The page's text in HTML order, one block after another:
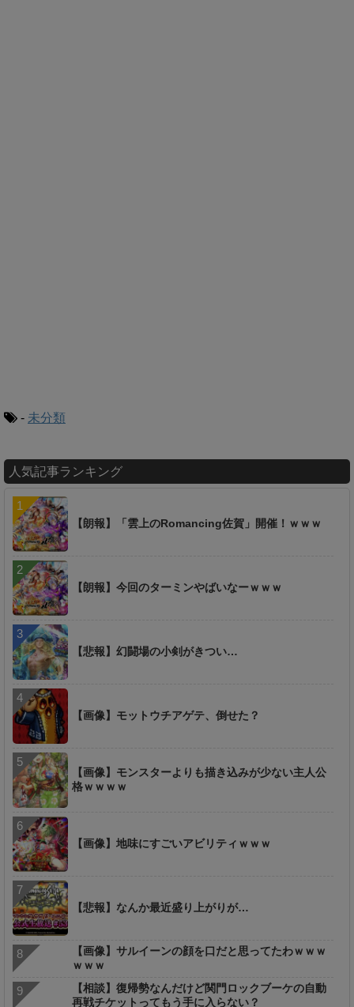
- 未分類
人気記事ランキング
【朗報】「雲上のRomancing佐賀」開催！ｗｗｗ
【朗報】今回のターミンやばいなーｗｗｗ
【悲報】幻闘場の小剣がきつい…
【画像】モットウチアゲテ、倒せた？
【画像】モンスターよりも描き込みが少ない主人公
格ｗｗｗｗ
【画像】地味にすごいアビリティｗｗｗ
【悲報】なんか最近盛り上がりが…
【画像】サルイーンの顔を口だと思ってたわｗｗｗ
ｗｗｗ
【相談】復帰勢なんだけど関門ロックブーケの自動
再戦チケットってもう手に入らない？